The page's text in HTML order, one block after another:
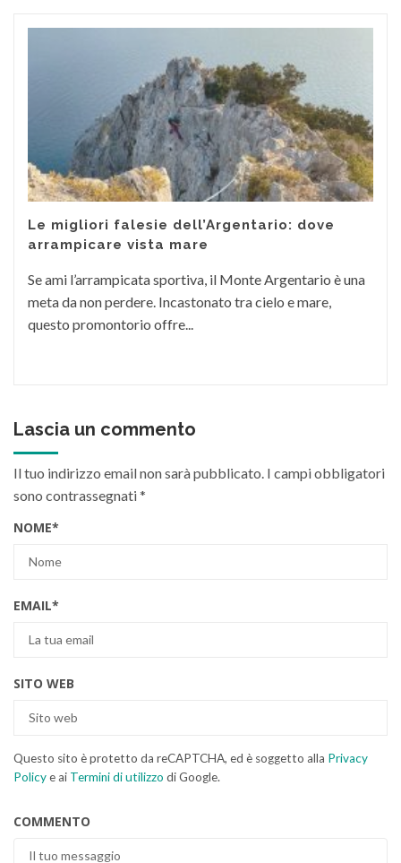
Le migliori falesie dell’Argentario: dove
arrampicare vista mare
Se ami l’arrampicata sportiva, il Monte Argentario è una
meta da non perdere. Incastonato tra cielo e mare,
questo promontorio offre...
Lascia un commento
Il tuo indirizzo email non sarà pubblicato. I campi obbligatori
sono contrassegnati*
NOME*
EMAIL*
SITO WEB
Questo sito è protetto da reCAPTCHA, ed è soggetto alla Privacy
Policye ai Termini di utilizzo di Google.
COMMENTO